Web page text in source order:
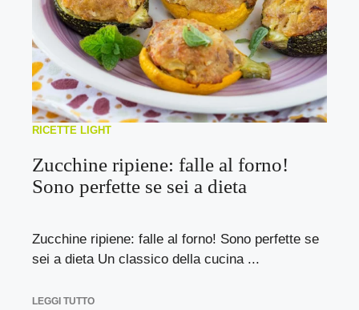
RICETTE LIGHT
Zucchine ripiene: falle al forno!
Sono perfette se sei a dieta
Zucchine ripiene: falle al forno! Sono perfette se
sei a dieta Un classico della cucina ...
LEGGI TUTTO